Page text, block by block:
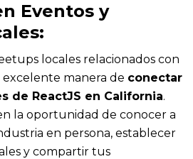
Eventos y
locales relacionados con
excelente manera de conectar
de ReactJS en California.
la oportunidad de conocer a
en persona, establecer
y compartir tus